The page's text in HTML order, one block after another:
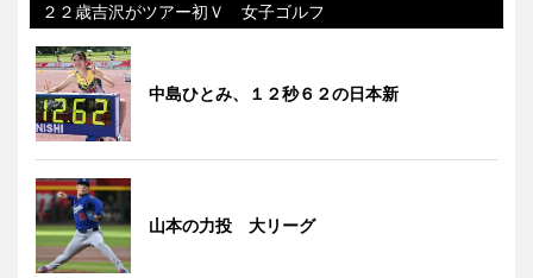
２２歳吉沢がツアー初Ｖ 女子ゴルフ
中島ひとみ、１２秒６２の日本新
山本の力投 大リーグ